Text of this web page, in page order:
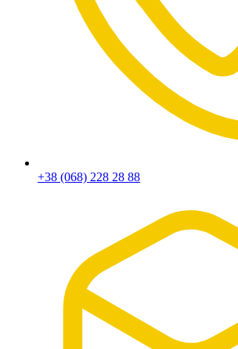
+38 (068) 228 28 88